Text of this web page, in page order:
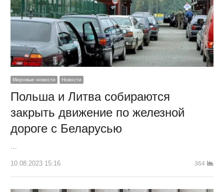
Мировые новости Новости
Польша и Литва собираются
закрыть движение по железной
дороге с Беларусью
10.08.2023 15:16 364